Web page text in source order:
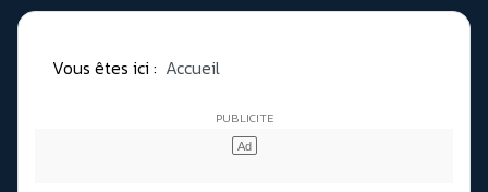
Vous êtes ici : Accueil